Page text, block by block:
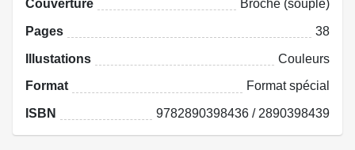
Couverture Broché (souple)
Pages 38
Illustations Couleurs
Format Format spécial
ISBN 9782890398436 / 2890398439